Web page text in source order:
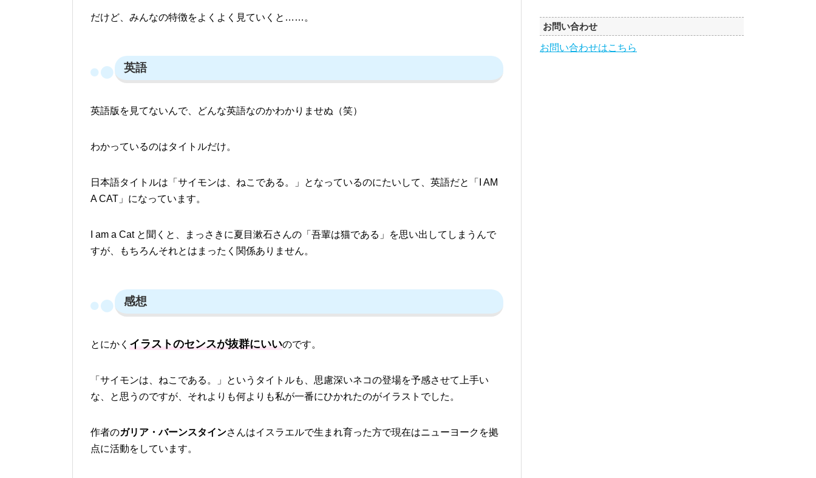
だけど、みんなの特徴をよくよく見ていくと……。
英語
英語版を見てないんで、どんな英語なのかわかりませぬ（笑）
わかっているのはタイトルだけ。
日本語タイトルは「サイモンは、ねこである。」となっているのにたいして、英語だと「I AM
A CAT」になっています。
I am a Cat と聞くと、まっさきに夏目漱石さんの「吾輩は猫である」を思い出してしまうんで
すが、もちろんそれとはまったく関係ありません。
感想
とにかく イラストのセンスが抜群にいいのです。
「サイモンは、ねこである。」というタイトルも、思慮深いネコの登場を予感させて上手い
な、と思うのですが、それよりも何よりも私が一番にひかれたのがイラストでした。
作者のガリア・バーンスタインさんはイスラエルで生まれ育った方で現在はニューヨークを拠
点に活動をしています。
お問い合わせ
お問い合わせはこちら